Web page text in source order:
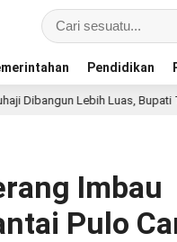
Pendidikan
Luas, Bupati Tangerang: Harus
Imbau
Pulo